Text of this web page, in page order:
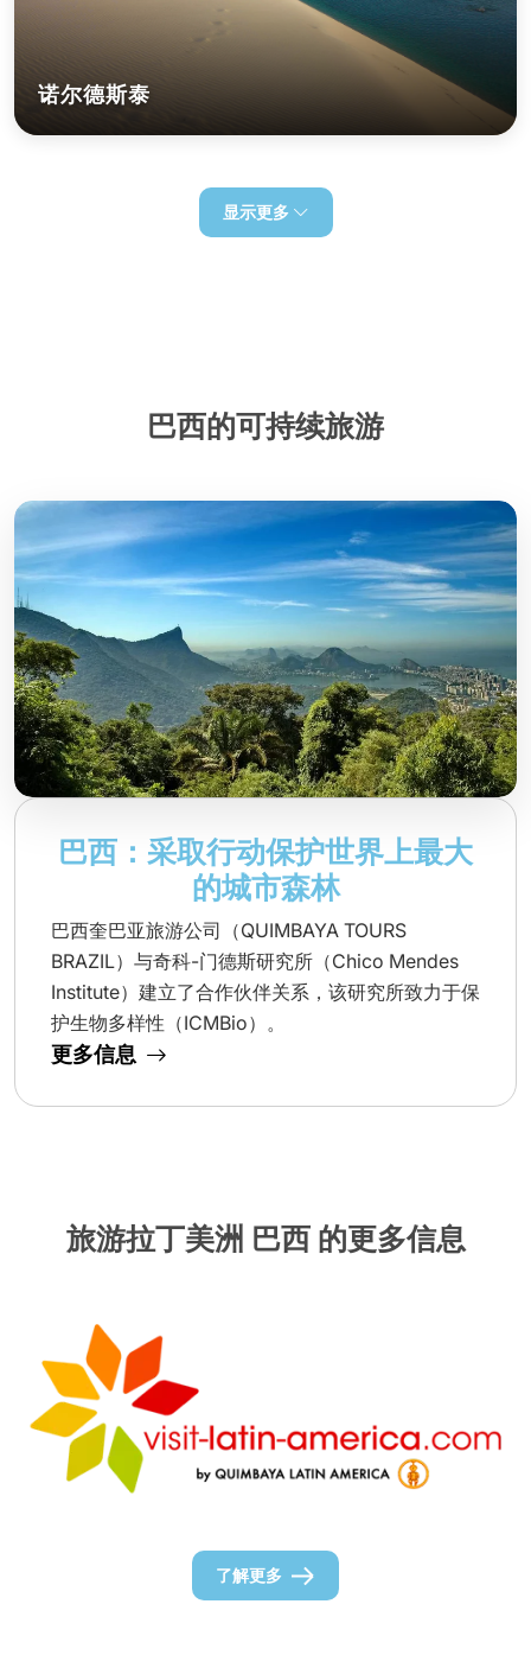
诺尔德斯泰
显示更多
巴西的可持续旅游
巴西：采取行动保护世界上最大
的城市森林
巴西奎巴亚旅游公司（QUIMBAYA TOURS
BRAZIL）与奇科-门德斯研究所（Chico Mendes
Institute）建立了合作伙伴关系，该研究所致力于保
护生物多样性（ICMBio）。
更多信息
旅游拉丁美洲 巴西 的更多信息
了解更多